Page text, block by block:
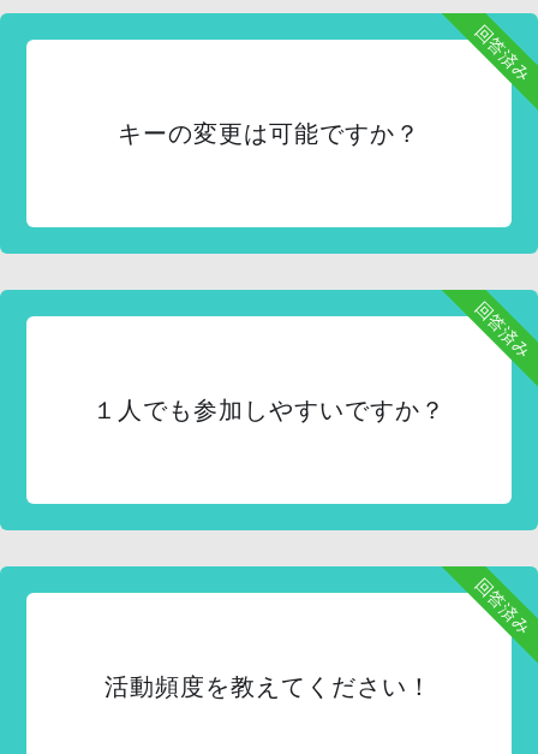
回答済み
キーの変更は可能ですか？
回答済み
１人でも参加しやすいですか？
回答済み
活動頻度を教えてください！